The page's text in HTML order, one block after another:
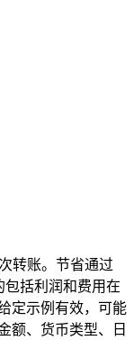
转账。节省通过
括利润和费用在
定示例有效，可能
额、货币类型、日